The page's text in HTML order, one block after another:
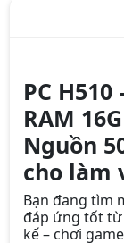
PC
RAM
Nguồn
cho làm
Bạn đang tìm
đáp ứng tốt từ
kế – chơi